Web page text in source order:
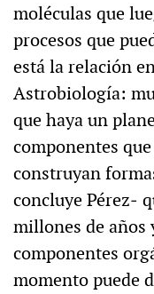
moléculas que
procesos que
está la relación
Astrobiología:
que haya un
componentes
construyan
concluye Pérez‒
millones de años
componentes
momento puede